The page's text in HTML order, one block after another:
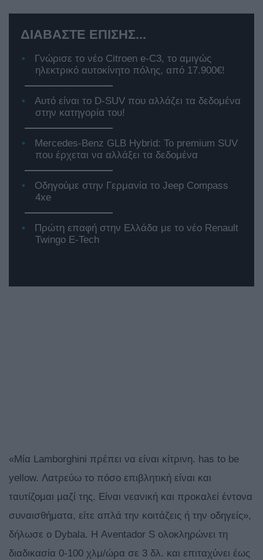
ΔΙΑΒΑΣΤΕ ΕΠΙΣΗΣ...
Γνώρισε το νέο Citroen e-C3, το αμιγώς
ηλεκτρικό αυτοκίνητο πόλης, από 17.900€!
Αυτό είναι το D-SUV που αλλάζει τα δεδομένα
στην κατηγορία του!
Mercedes-Benz GLB Hybrid: Το premium SUV
που έρχεται να αλλάξει τα δεδομένα
Οδηγούμε στην Γερμανία το Jeep Compass
4xe
Πρώτη επαφή στην Ελλάδα με το νέο Renault
Twingo E-Tech
«Μία Lamborghini πρέπει να είναι κίτρινη. has to be
yellow. Λατρεύω το πόσο επιβλητική είναι και
ταυτίζομαι μαζί της. Είναι νεανική και προκαλεί έντονα
συναισθήματα, είτε απλά την κοιτάζεις ή την οδηγείς»,
δήλωσε ο Dybala. Η Aventador S ολοκληρώνει τη
διαδικασία 0-100 χλμ/ώρα σε 3 δλ. και επιταχύνει έως